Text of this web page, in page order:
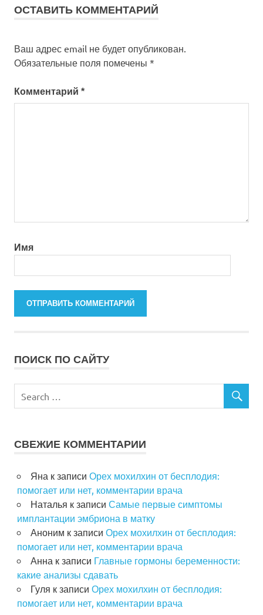
ОСТАВИТЬ КОММЕНТАРИЙ
Ваш адрес email не будет опубликован.
Обязательные поля помечены *
Комментарий *
Имя
ПОИСК ПО САЙТУ
СВЕЖИЕ КОММЕНТАРИИ
Яна к записи Орех мохилхин от бесплодия:
помогает или нет, комментарии врача
Наталья к записи Самые первые симптомы
имплантации эмбриона в матку
Аноним к записи Орех мохилхин от бесплодия:
помогает или нет, комментарии врача
Анна к записи Главные гормоны беременности:
какие анализы сдавать
Гуля к записи Орех мохилхин от бесплодия:
помогает или нет, комментарии врача